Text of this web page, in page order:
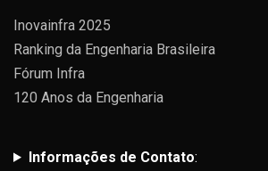
Inovainfra 2025
Ranking da Engenharia Brasileira
Fórum Infra
120 Anos da Engenharia
Informações de Contato: